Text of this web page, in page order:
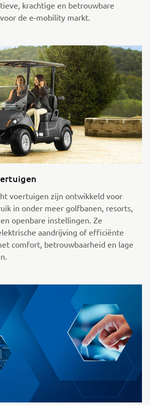
krachtige en betrouwbare
de e-mobility markt.
voertuigen zijn ontwikkeld voor
in onder meer golfbanen, resorts,
openbare instellingen. Ze
aandrijving of efficiënte
comfort, betrouwbaarheid en lage